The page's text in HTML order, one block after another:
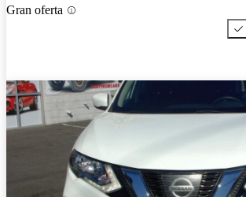
Gran oferta